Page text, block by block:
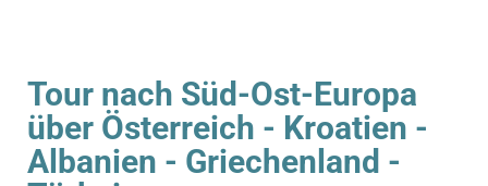
Tour nach Süd-Ost-Europa
über Österreich - Kroatien -
Albanien - Griechenland -